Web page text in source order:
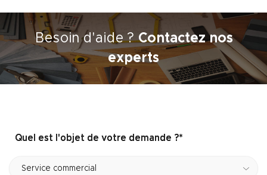
Besoin d'aide ?Contactez nos
experts
Quel est l'objet de votre demande ?*